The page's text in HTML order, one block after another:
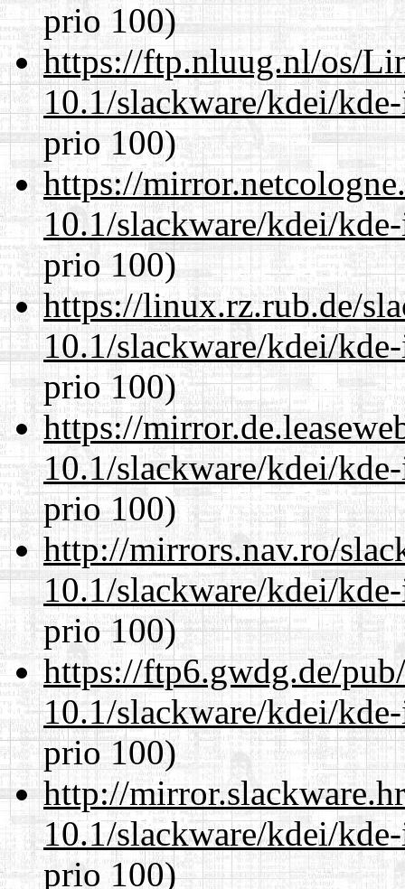
prio 100)
https://ftp.nluug.nl/os/
10.1/slackware/kdei/
prio 100)
https://
10.1/slackware/kdei/
prio 100)
https://linux.rz.rub.de/
10.1/slackware/kdei/
prio 100)
https://
10.1/slackware/kdei/
prio 100)
http://mirrors.nav.ro/
10.1/slackware/kdei/
prio 100)
https://ftp6.gwdg.de/
10.1/slackware/kdei/
prio 100)
http://
10.1/slackware/kdei/
prio 100)